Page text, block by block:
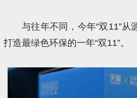
与往年不同，今年“双11”从
打造最绿色环保的一年“双11”。